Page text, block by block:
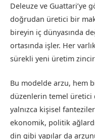
Deleuze ve Guattari’ye
doğrudan üretici bir
bireyin iç dünyasında
ortasında işler. Her
sürekli yeni üretim
Bu modelde arzu, hem
düzenlerin temel üretici
yalnızca kişisel
ekonomik, politik
din gibi yapılar da